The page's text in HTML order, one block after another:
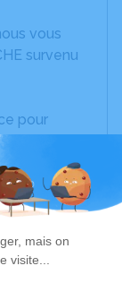
vous
survenu
pour
photos
pensées
endroit
la
est